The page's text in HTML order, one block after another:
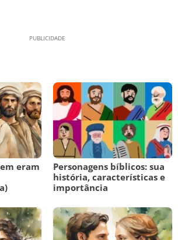
eram
Personagens bíblicos: sua
história, características e
importância